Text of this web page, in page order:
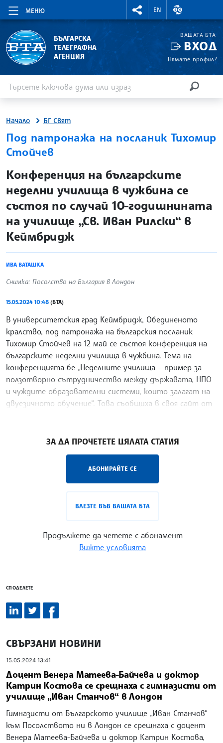
МЕНЮ
RIGHTMENU.SOCIAL
EN
ВАЛУТНИ
БЪЛГАРСКА
ТЕЛЕГРАФНА
АГЕНЦИЯ
ВАШАТА БТА
ВХОД
Нямате профил?
Начало БГ Свят
Под патронажа на посланик Тихомир
Стойчев
site.bta
Конференция на българските
неделни училища в чужбина се
състоя по случай 10-годишнината
на училище „Св. Иван Рилски“ в
Кеймбридж
ИВА ВАТАШКА
Снимка: Посолство на България в Лондон
15.05.2024 10:48 (БТА)
В университетския град Кеймбридж, Обединеното
кралство, под патронажа на българския посланик
Тихомир Стойчев на 12 май се състоя конференция на
българските неделни училища в чужбина. Тема на
конференцията бе „Неделните училища – пример за
ползотворно сътрудничество между държавата, НПО
и чуждите образователни системи, които залагат на
двуезичното обучение“. Това съобщиха в своя сайт от
ЗА ДА ПРОЧЕТЕТЕ ЦЯЛАТА СТАТИЯ
АБОНИРАЙТЕ СЕ
ВЛЕЗТЕ ВЪВ ВАШАТА БТА
Продължете да четете с абонамент
Вижте условията
СПОДЕЛЕТЕ
СВЪРЗАНИ НОВИНИ
15.05.2024 13:41
Доцент Венера Матеева-Байчева и доктор
Катрин Костова се срещнаха с гимназисти от
училище „Иван Станчов“ в Лондон
Гимназисти от Българското училище „Иван Станчов“
към Посолството ни в Лондон се срещнаха с доцент
Венера Матеева-Байчева и доктор Катрин Костова,